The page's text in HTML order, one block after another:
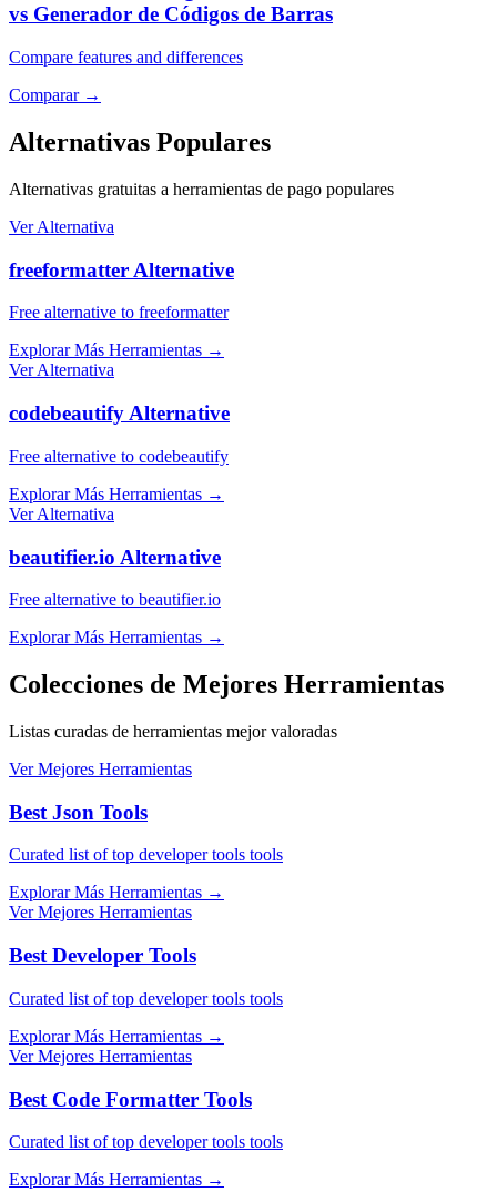
vs Generador de Códigos de Barras
Compare features and differences
Comparar→
Alternativas Populares
Alternativas gratuitas a herramientas de pago populares
Ver Alternativa
freeformatter Alternative
Free alternative to freeformatter
Explorar Más Herramientas →
Ver Alternativa
codebeautify Alternative
Free alternative to codebeautify
Explorar Más Herramientas →
Ver Alternativa
beautifier.io Alternative
Free alternative to beautifier.io
Explorar Más Herramientas →
Colecciones de Mejores Herramientas
Listas curadas de herramientas mejor valoradas
Ver Mejores Herramientas
Best Json Tools
Curated list of top developer tools tools
Explorar Más Herramientas →
Ver Mejores Herramientas
Best Developer Tools
Curated list of top developer tools tools
Explorar Más Herramientas →
Ver Mejores Herramientas
Best Code Formatter Tools
Curated list of top developer tools tools
Explorar Más Herramientas →